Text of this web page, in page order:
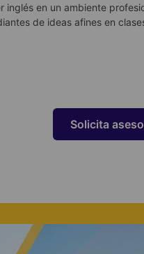
inglés en un ambiente
de ideas afines en
Solicita